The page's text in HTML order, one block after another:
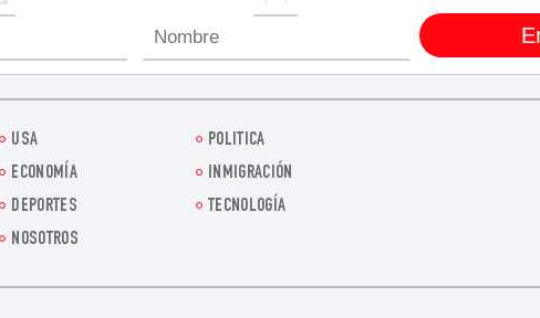
USA
POLITICA
ECONOMÍA
INMIGRACIÓN
DEPORTES
TECNOLOGÍA
NOSOTROS